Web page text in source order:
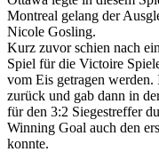
Montreal gelang der
Nicole Gosling.
Kurz zuvor schien nach
Spiel für die Victoire
vom Eis getragen
zurück und gab dann in
für den 3:2 Siegestreffer
Winning Goal auch den
konnte.